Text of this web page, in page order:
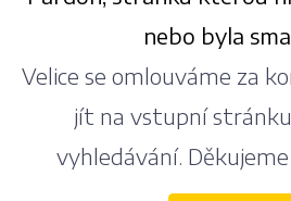
nebo byla
Velice se omlouváme za
jít na vstupní
vyhledávání.